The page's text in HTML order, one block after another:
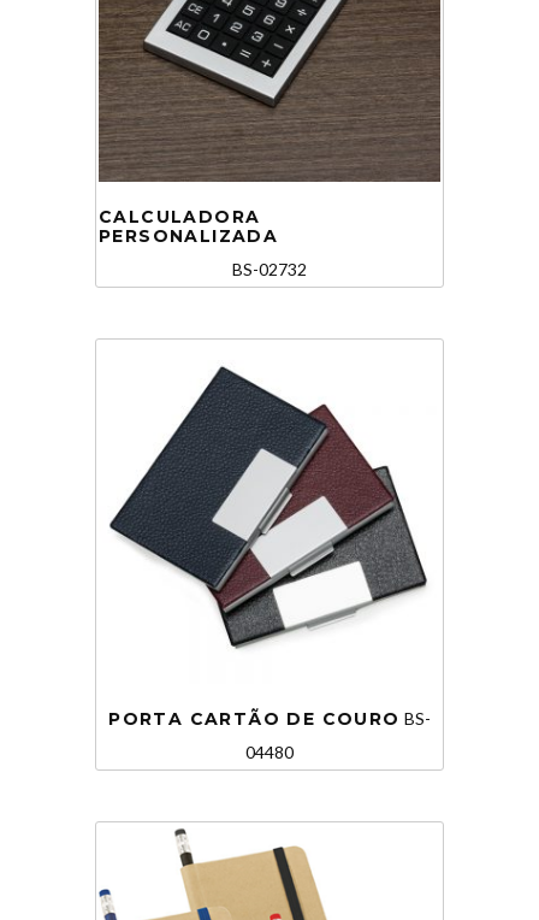
CALCULADORA
PERSONALIZADA
BS-02732
PORTA CARTÃO DE COURO BS-
04480